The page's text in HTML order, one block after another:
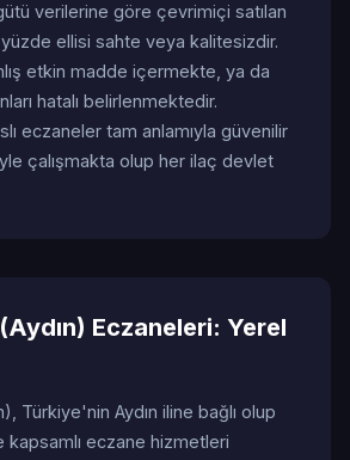
verilerine göre çevrimiçi satılan
yüzde ellisi sahte veya kalitesizdir.
etkin madde içermekte, ya da
hatalı belirlenmektedir.
eczaneler tam anlamıyla güvenilir
çalışmakta olup her ilaç devlet
Eczaneleri: Yerel
Türkiye'nin Aydın iline bağlı olup
kapsamlı eczane hizmetleri